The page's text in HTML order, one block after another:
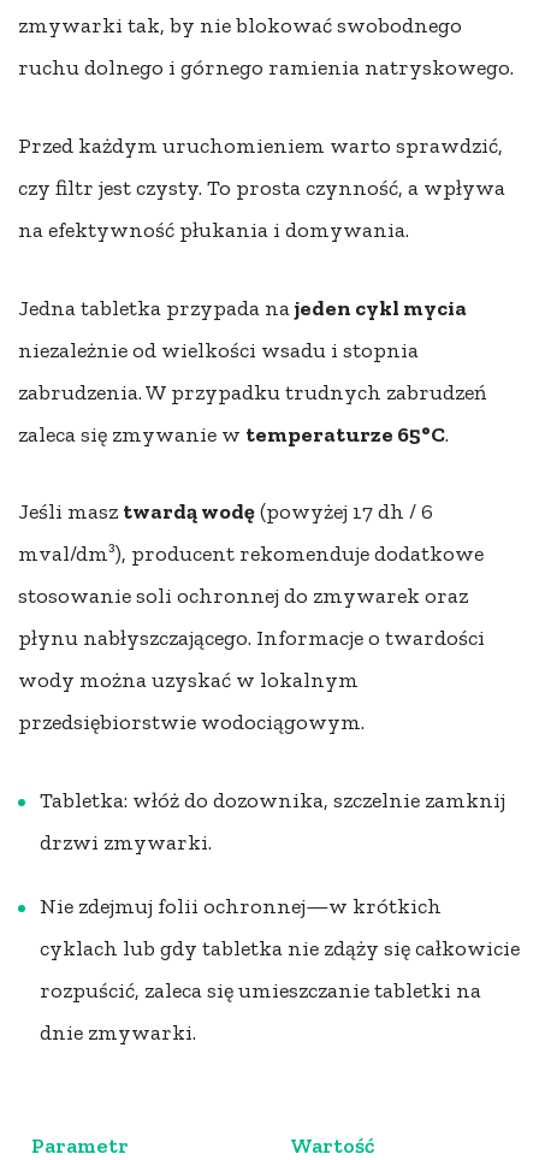
zmywarki tak, by nie blokować swobodnego
ruchu dolnego i górnego ramienia natryskowego.
Przed każdym uruchomieniem warto sprawdzić,
czy filtr jest czysty. To prosta czynność, a wpływa
na efektywność płukania i domywania.
Jedna tabletka przypada najeden cykl mycia
niezależnie od wielkości wsadu i stopnia
zabrudzenia. W przypadku trudnych zabrudzeń
zaleca się zmywanie w temperaturze 65°C.
Jeśli masz twardą wodę(powyżej 17 dh / 6
mval/dm³), producent rekomenduje dodatkowe
stosowanie soli ochronnej do zmywarek oraz
płynu nabłyszczającego. Informacje o twardości
wody można uzyskać w lokalnym
przedsiębiorstwie wodociągowym.
Tabletka: włóż do dozownika, szczelnie zamknij
drzwi zmywarki.
Nie zdejmuj folii ochronnej—w krótkich
cyklach lub gdy tabletka nie zdąży się całkowicie
rozpuścić, zaleca się umieszczanie tabletki na
dnie zmywarki.
Parametr Wartość